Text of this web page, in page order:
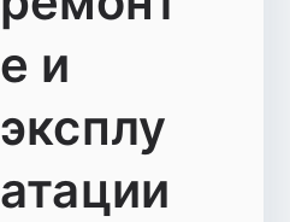
е и
эксплу
атации